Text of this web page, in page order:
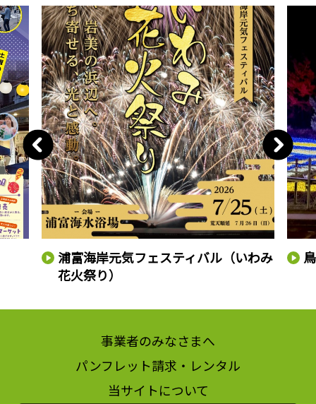
浦富海岸元気フェスティバル（いわみ
花火祭り）
事業者のみなさまへ
パンフレット請求・レンタル
当サイトについて